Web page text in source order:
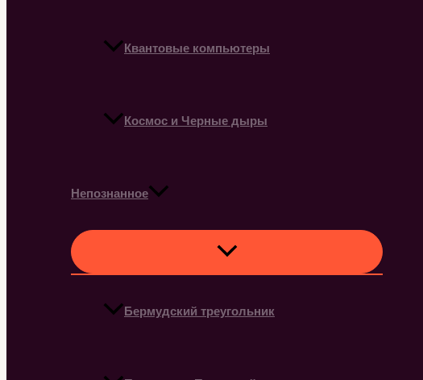
Квантовые компьютеры
Космос и Черные дыры
Непознанное
Бермудский треугольник